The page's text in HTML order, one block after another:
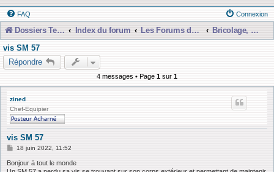
FAQ Connexion
Dossiers Techniques Index du forum Les Forums de Discussions
Bricolage, Dépannage, Construction
vis SM 57
Répondre
4 messages • Page 1 sur 1
zined
Chef-Equipier
vis SM 57
M
s
s
18 juin 2022, 11:52
Bonjour à tout le monde